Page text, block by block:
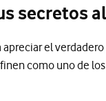
secretos
el
como uno de